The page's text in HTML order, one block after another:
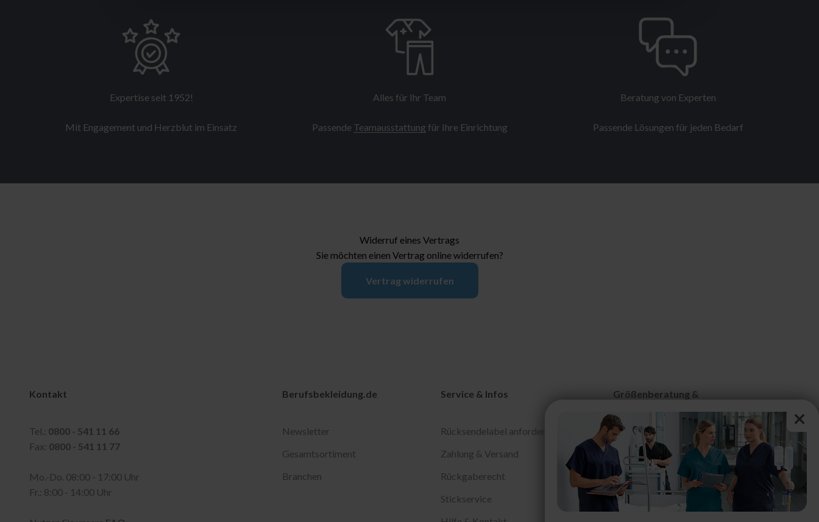
Expertise seit 1952!
Mit Engagement und Herzblut im Einsatz
Alles für Ihr Team
Passende Teamausstattung für Ihre Einrichtung
Beratung von Experten
Passende Lösungen für jeden Bedarf
Widerruf eines Vertrags
Sie möchten einen Vertrag online widerrufen?
Vertrag widerrufen
Kontakt
Tel.: 0800 - 541 11 66
Fax: 0800 - 541 11 77
Mo.-Do. 08:00 - 17:00 Uhr
Fr.: 8:00 - 14:00 Uhr
Berufsbekleidung.de
Newsletter
Gesamtsortiment
Branchen
Service & Infos
Rücksendelabel anfordern
Zahlung & Versand
Rückgaberecht
Stickservice
Größenberatung &
Pflegehinweise
Größentabelle Damen
Größentabelle Herren
Größentabelle Schuhe
Schutzklassen & Kennzeichnungen